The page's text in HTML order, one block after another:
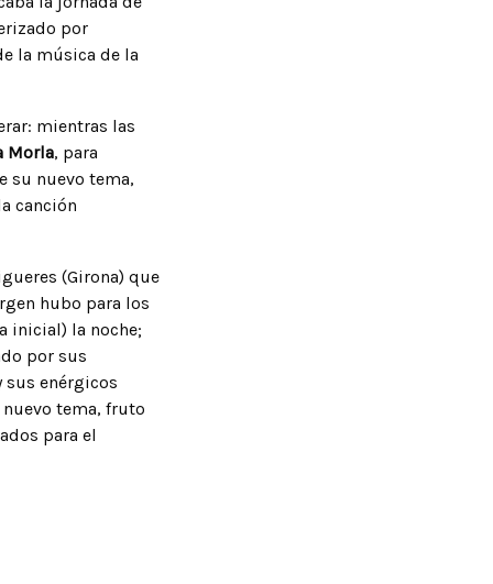
por
la música de la
mientras las
Morla, para
su nuevo tema,
canción
(Girona) que
hubo para los
inicial) la noche;
por sus
sus enérgicos
tema, fruto
para el